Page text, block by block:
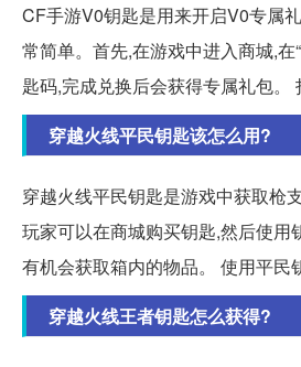
CF手游V0钥匙是用来开启V0专属
常简单。首先,在游戏中进入商城,在
匙码,完成兑换后会获得专属礼包。
穿越火线平民钥匙该怎么用?
穿越火线平民钥匙是游戏中获取枪
玩家可以在商城购买钥匙,然后使用
有机会获取箱内的物品。 使用平民
穿越火线王者钥匙怎么获得?